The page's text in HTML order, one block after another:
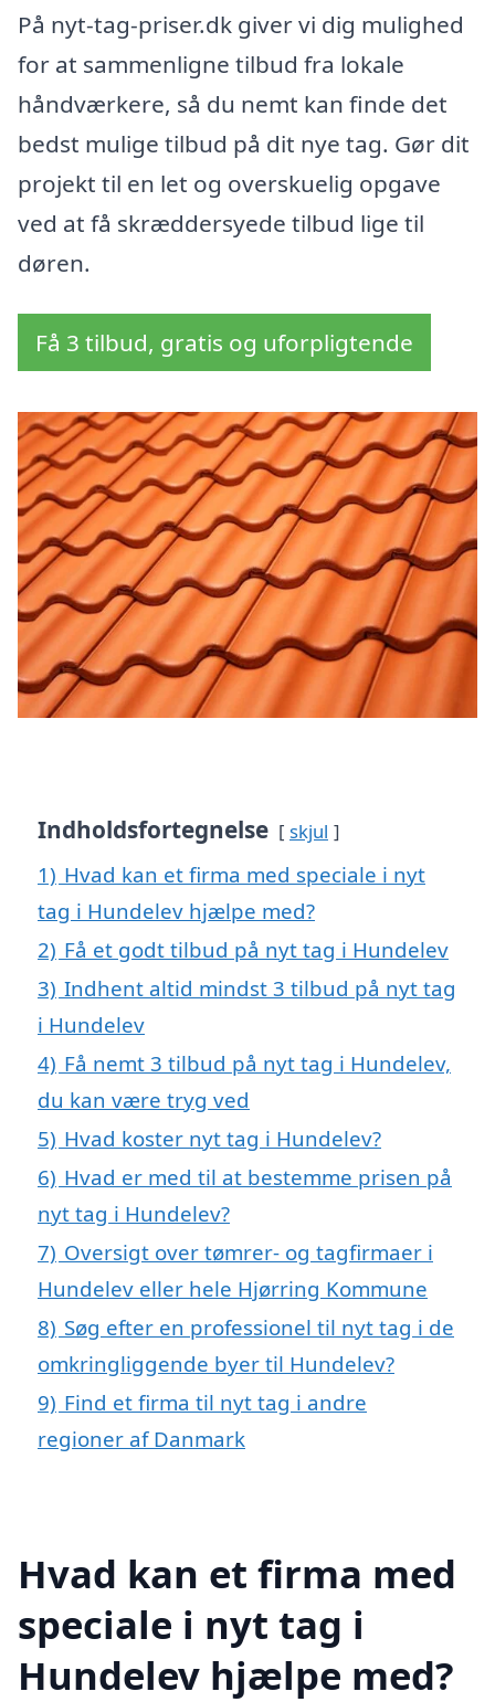
På nyt-tag-priser.dk giver vi dig mulighed
for at sammenligne tilbud fra lokale
håndværkere, så du nemt kan finde det
bedst mulige tilbud på dit nye tag. Gør dit
projekt til en let og overskuelig opgave
ved at få skræddersyede tilbud lige til
døren.
Få 3 tilbud, gratis og uforpligtende
Indholdsfortegnelse skjul
1) Hvad kan et firma med speciale i nyt
tag i Hundelev hjælpe med?
2) Få et godt tilbud på nyt tag i Hundelev
3) Indhent altid mindst 3 tilbud på nyt tag
i Hundelev
4) Få nemt 3 tilbud på nyt tag i Hundelev,
du kan være tryg ved
5) Hvad koster nyt tag i Hundelev?
6) Hvad er med til at bestemme prisen på
nyt tag i Hundelev?
7) Oversigt over tømrer- og tagfirmaer i
Hundelev eller hele Hjørring Kommune
8) Søg efter en professionel til nyt tag i de
omkringliggende byer til Hundelev?
9) Find et firma til nyt tag i andre
regioner af Danmark
Hvad kan et firma med
speciale i nyt tag i
Hundelev hjælpe med?